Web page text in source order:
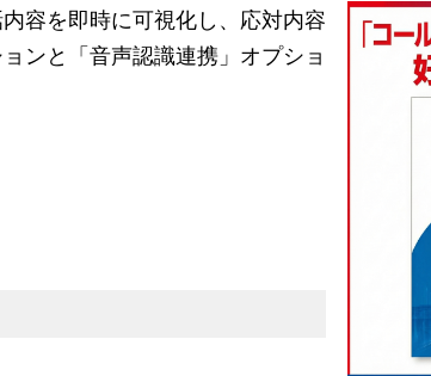
容を即時に可視化し、応対内容
ンと「音声認識連携」オプショ